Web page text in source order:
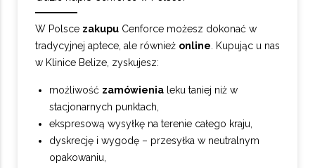
W Polsce zakupu Cenforce możesz dokonać w
tradycyjnej aptece, ale również online. Kupując u nas
w Klinice Belize, zyskujesz:
możliwość zamówienia leku taniej niż w
stacjonarnych punktach,
ekspresową wysyłkę na terenie całego kraju,
dyskrecję i wygodę – przesyłka w neutralnym
opakowaniu,